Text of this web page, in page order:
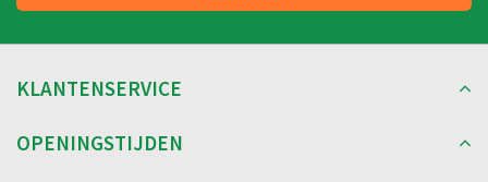
KLANTENSERVICE
OPENINGSTIJDEN